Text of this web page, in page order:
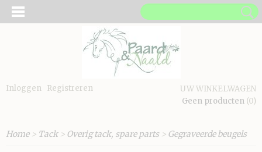
Inloggen Registreren
UW WINKELWAGEN
Geen producten (0)
Home> Tack> Overig tack, spare parts> Gegraveerde beugels